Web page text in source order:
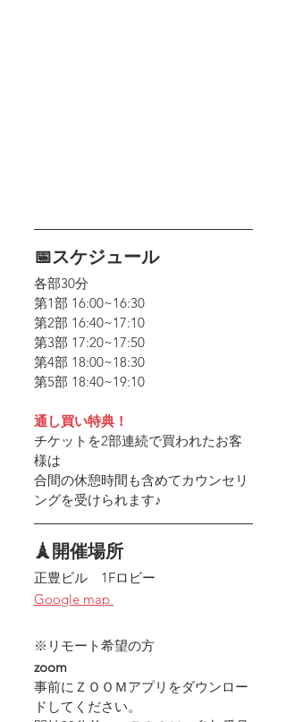
📅スケジュール
各部30分
第1部 16:00~16:30
第2部 16:40~17:10
第3部 17:20~17:50
第4部 18:00~18:30
第5部 18:40~19:10
通し買い特典！
チケットを2部連続で買われたお客
様は
合間の休憩時間も含めてカウンセリ
ングを受けられます♪
🗼開催場所
正豊ビル　1Fロビー
Google map
※リモート希望の方
zoom
事前にＺＯＯＭアプリをダウンロー
ドしてください。